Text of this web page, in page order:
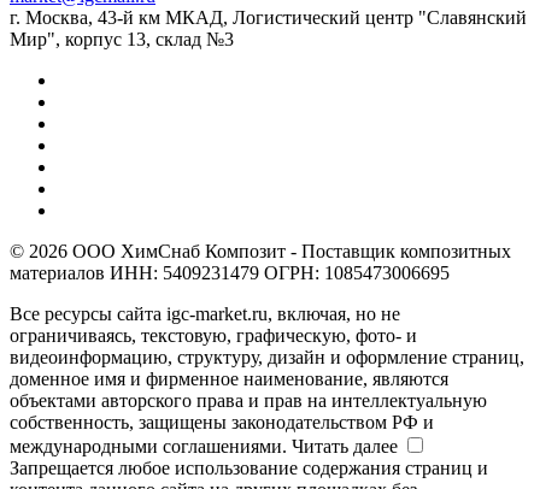
г. Москва, 43-й км МКАД, Логистический центр "Славянский
Мир", корпус 13, склад №3
© 2026 ООО ХимСнаб Композит - Поставщик композитных
материалов ИНН: 5409231479 ОГРН: 1085473006695
Все ресурсы сайта igc-market.ru, включая, но не
ограничиваясь, текстовую, графическую, фото- и
видеоинформацию, структуру, дизайн и оформление страниц,
доменное имя и фирменное наименование, являются
объектами авторского права и прав на интеллектуальную
собственность, защищены законодательством РФ и
международными соглашениями. Читать далее
Запрещается любое использование содержания страниц и